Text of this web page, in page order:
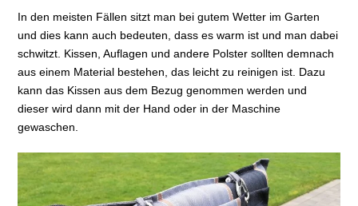
In den meisten Fällen sitzt man bei gutem Wetter im Garten
und dies kann auch bedeuten, dass es warm ist und man dabei
schwitzt. Kissen, Auflagen und andere Polster sollten demnach
aus einem Material bestehen, das leicht zu reinigen ist. Dazu
kann das Kissen aus dem Bezug genommen werden und
dieser wird dann mit der Hand oder in der Maschine
gewaschen.